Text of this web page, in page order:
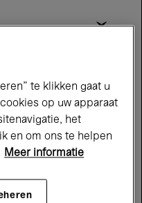
te klikken gaat u
op uw apparaat
het
en om ons te helpen
Meer informatie